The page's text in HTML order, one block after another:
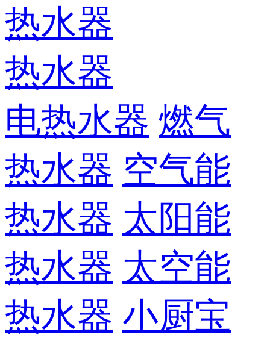
热水器
热水器
电热水器 燃气
热水器 空气能
热水器 太阳能
热水器 太空能
热水器 小厨宝